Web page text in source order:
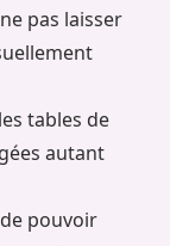
pas laisser
tables de
autant
pouvoir